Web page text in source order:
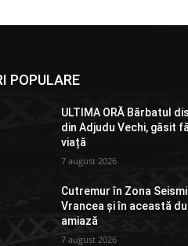
POPULARE
ULTIMA ORĂ Bărbatul
din Adjudu Vechi, găsit
viață
7 august 2026
Cutremur în Zona
Vrancea și în această
amiază
7 august 2026